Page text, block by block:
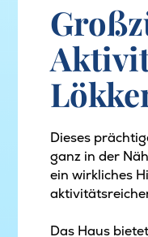
Dieses
ganz in der
ein wirkliches
Das Haus